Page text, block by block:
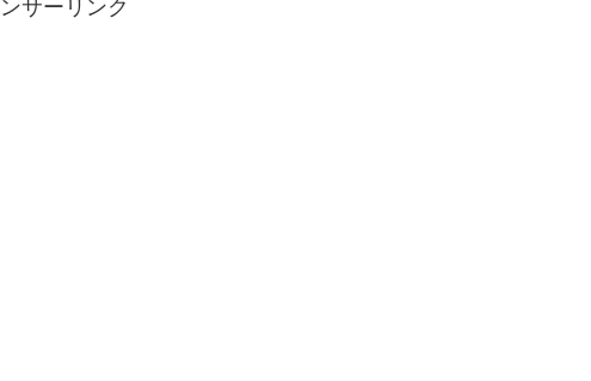
サーリンク